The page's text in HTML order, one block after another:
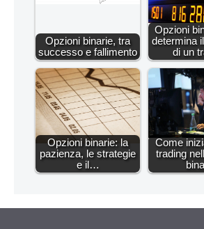
Opzioni binarie, tra
successo e fallimento
Opzioni
determina
di un
Opzioni binarie: la
pazienza, le strategie
e il…
Come
trading